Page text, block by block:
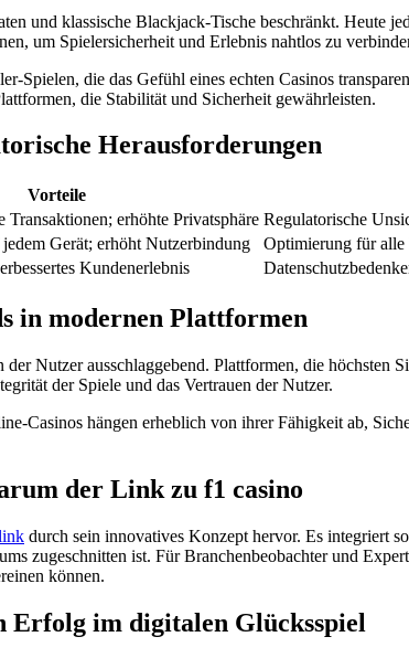
und klassische Blackjack-Tische beschränkt. Heute
um Spielersicherheit und Erlebnis nahtlos zu
Spielen, die das Gefühl eines echten Casinos
die Stabilität und Sicherheit gewährleisten.
Herausforderungen
Vorteile
Transaktionen; erhöhte Privatsphäre Regulatorische
Gerät; erhöht Nutzerbindung
Optimierung für alle
Kundenerlebnis
in modernen Plattformen
Nutzer ausschlaggebend. Plattformen, die höchsten
der Spiele und das Vertrauen der Nutzer.
Casinos hängen erheblich von ihrer Fähigkeit ab,
der Link zu f1 casino
durch sein innovatives Konzept hervor. Es integriert
zugeschnitten ist. Für Branchenbeobachter und
können.
Erfolg im digitalen Glücksspiel